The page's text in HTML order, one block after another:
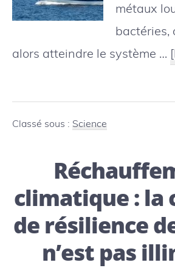
métaux
bactéries,
alors atteindre le système …
Classé sous : Science
climatique : la
de résilience
n’est pas